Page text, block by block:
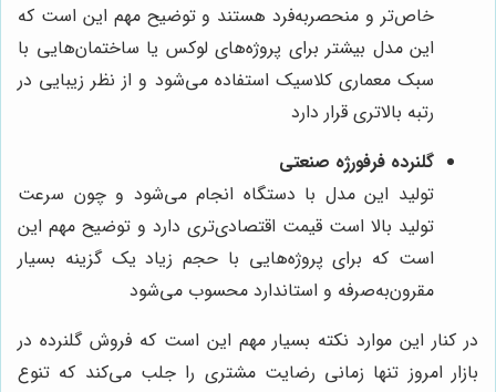
خاص‌تر و منحصر‌به‌فرد هستند و توضیح مهم این است که
این مدل بیشتر برای پروژه‌های لوکس یا ساختمان‌هایی با
سبک معماری کلاسیک استفاده می‌شود و از نظر زیبایی در
رتبه بالاتری قرار دارد
گلنرده فرفورژه صنعتی
تولید این مدل با دستگاه انجام می‌شود و چون سرعت
تولید بالا است قیمت اقتصادی‌تری دارد و توضیح مهم این
است که برای پروژه‌هایی با حجم زیاد یک گزینه بسیار
مقرون‌به‌صرفه و استاندارد محسوب می‌شود
در کنار این موارد نکته بسیار مهم این است که فروش گلنرده در
بازار امروز تنها زمانی رضایت مشتری را جلب می‌کند که تنوع